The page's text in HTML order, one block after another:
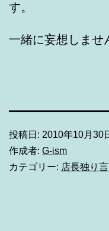
す。
一緒に妄想しませ
投稿日: 2010年10月30
作成者: G-ism
カテゴリー: 店長独り言